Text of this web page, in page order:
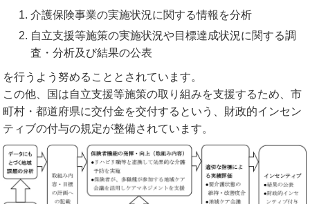
介護保険事業の実施状況に関する情報を分析
自立支援等施策の実施状況や目標達成状況に関する調
査・分析及び結果の公表
を行うよう努めることとされています。
この他、国は自立支援等施策の取り組みを支援するため、市
町村・都道府県に交付金を交付するという、財政的インセン
ティブの付与の規定が整備されています。